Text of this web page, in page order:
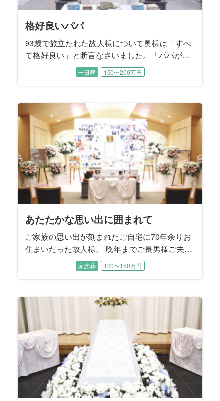
格好良いパパ
93歳で旅立たれた故人様について奥様は「すべ
て格好良い」と断言なさいました。「パパが全
部やってくれたから、私は何も出来なく
て……」と肩を落として涙するお母様に、二人
進みました。 読書家で音楽鑑賞がご趣味だった
無口でダンディな故人様を『格好良く送る』こ
とがご葬儀のテーマになりました。
一日葬 150〜200万円
あたたかな思い出に囲まれて
ご家族の思い出が刻まれたご自宅に70年余りお
住まいだった故人様。 晩年までご長男様ご夫婦
とお孫様に囲まれて過ごされました。 ご性格は
明るくてとても活動的、地元にはお友達もたく
れていたそうです。 この度は8年前にご主人様
のお見送りをお手伝いさせていただいたご縁で
ご依頼をいただきました。
家族葬 100〜150万円